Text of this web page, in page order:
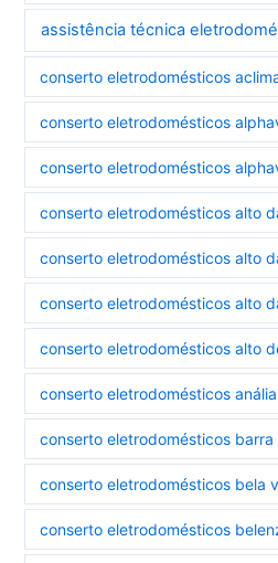
assistência técnica
conserto eletrodomésticos
conserto eletrodomésticos
conserto eletrodomésticos
conserto eletrodomésticos alto
conserto eletrodomésticos alto
conserto eletrodomésticos alto
conserto eletrodomésticos alto
conserto eletrodomésticos
conserto eletrodomésticos barra
conserto eletrodomésticos bela
conserto eletrodomésticos